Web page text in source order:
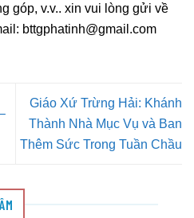
góp, v.v.. xin vui lòng gửi về
bttgphatinh@gmail.com
Giáo Xứ Trừng Hải: Khánh
Thành Nhà Mục Vụ và Ban
Thêm Sức Trong Tuần Chầu